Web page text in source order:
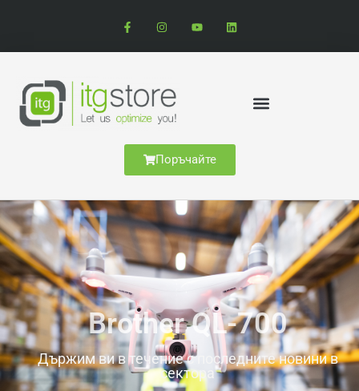
Поръчайте
Brother QL-700
Държим ви в течение с последните новини в
сектора